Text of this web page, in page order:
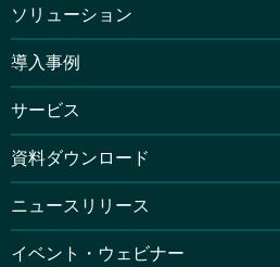
ソリューション
導入事例
サービス
資料ダウンロード
ニュースリリース
イベント・ウェビナー